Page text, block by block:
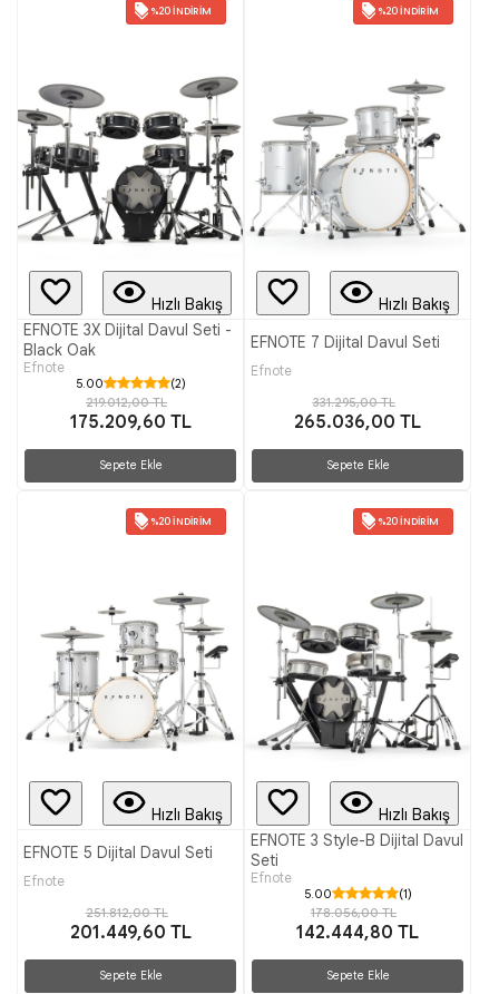
%20 İNDIRIM
Hızlı Bakış
EFNOTE 3X Dijital Davul Seti -
Black Oak
Efnote
5.00
(2)
219.012,00 TL
175.209,60 TL
Sepete Ekle
%20 İNDIRIM
Hızlı Bakış
EFNOTE 7 Dijital Davul Seti
Efnote
331.295,00 TL
265.036,00 TL
Sepete Ekle
%20 İNDIRIM
Hızlı Bakış
EFNOTE 5 Dijital Davul Seti
Efnote
251.812,00 TL
201.449,60 TL
Sepete Ekle
%20 İNDIRIM
Hızlı Bakış
EFNOTE 3 Style-B Dijital Davul
Seti
Efnote
5.00
(1)
178.056,00 TL
142.444,80 TL
Sepete Ekle